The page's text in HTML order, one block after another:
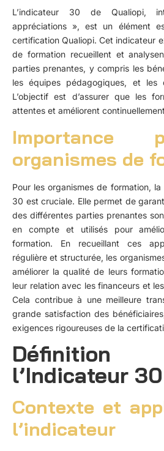
L’indicateur 30 de Qualiopi,
appréciations », est un élément
certification Qualiopi. Cet indicateur
de formation recueillent et
parties prenantes, y compris les
les équipes pédagogiques, et les
L’objectif est d’assurer que les
attentes et améliorent
Importance
organismes de
Pour les organismes de formation,
30 est cruciale. Elle permet de
des différentes parties prenantes
en compte et utilisés pour
formation. En recueillant ces
régulière et structurée, les
améliorer la qualité de leurs
leur relation avec les financeurs et
Cela contribue à une meilleure
grande satisfaction des
exigences rigoureuses de la
l’Indicateur 30
Contexte et
l’indicateur